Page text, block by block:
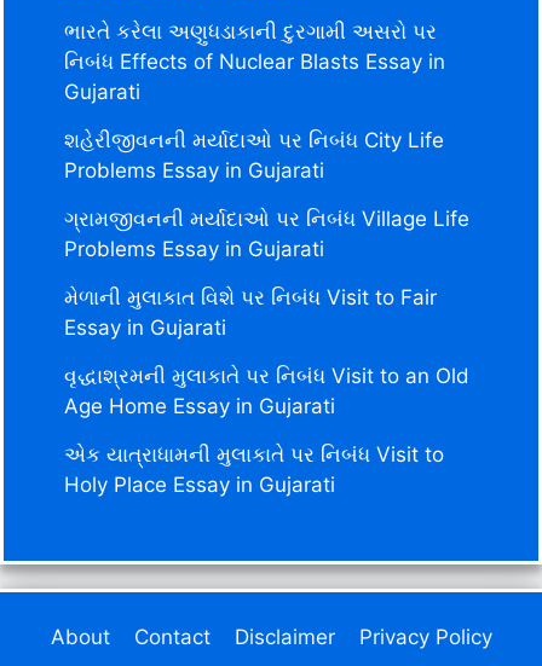
ભારતે કરેલા અણુધડાકાની દુરગામી અસરો પર
નિબંધ Effects of Nuclear Blasts Essay in
Gujarati
શહેરીજીવનની મર્યાદાઓ પર નિબંધ City Life
Problems Essay in Gujarati
ગ્રામજીવનની મર્યાદાઓ પર નિબંધ Village Life
Problems Essay in Gujarati
મેળાની મુલાકાત વિશે પર નિબંધ Visit to Fair
Essay in Gujarati
વૃદ્ધાશ્રમની મુલાકાતે પર નિબંધ Visit to an Old
Age Home Essay in Gujarati
એક યાત્રાધામની મુલાકાતે પર નિબંધ Visit to
Holy Place Essay in Gujarati
About Contact Disclaimer Privacy Policy